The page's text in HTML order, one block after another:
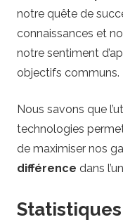
notre quête de
connaissances et
notre sentiment
objectifs communs.
Nous savons que
technologies
de maximiser nos
différence dans